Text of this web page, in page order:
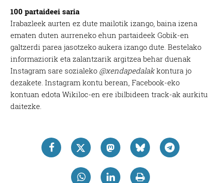
100 partaideei saria
Irabazleek aurten ez dute mailotik izango, baina izena
ematen duten aurreneko ehun partaideek Gobik-en
galtzerdi parea jasotzeko aukera izango dute. Bestelako
informaziorik eta zalantzarik argitzea behar duenak
Instagram sare sozialeko @xendapedalakkontura jo
dezakete. Instagram kontu berean, Facebook-eko
kontuan edota Wikiloc-en ere ibilbideen track-ak aurkitu
daitezke.